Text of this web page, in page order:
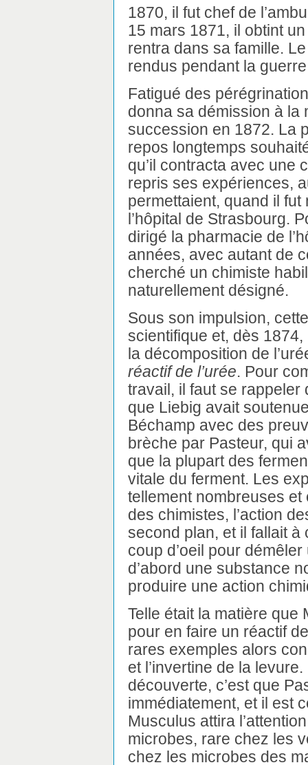
1870, il fut chef de
15 mars 1871, il obtint
rentra dans sa famille.
rendus pendant la
Fatigué des
donna sa démission à la
succession en 1872. La
repos longtemps
qu’il contracta avec une
repris ses expériences,
permettaient, quand il
l’hôpital de Strasbourg.
dirigé la pharmacie de
années, avec autant de
cherché un chimiste
naturellement désigné.
Sous son impulsion,
scientifique et, dès
la décomposition de
réactif de l’urée. Pour
travail, il faut se
que Liebig avait
Béchamp avec des
brèche par Pasteur, qui
que la plupart des
vitale du ferment. Les
tellement nombreuses et
des chimistes, l’action
second plan, et il fallait à
coup d’oeil pour
d’abord une substance
produire une action
Telle était la matière que
pour en faire un réactif
rares exemples alors
et l’invertine de la
découverte, c’est que
immédiatement, et il est
Musculus attira
microbes, rare chez les
chez les microbes des